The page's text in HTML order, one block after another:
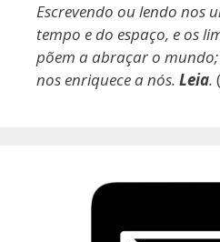
Escrevendo ou lendo nos
tempo e do espaço, e os
põem a abraçar o
nos enriquece a nós. Leia.